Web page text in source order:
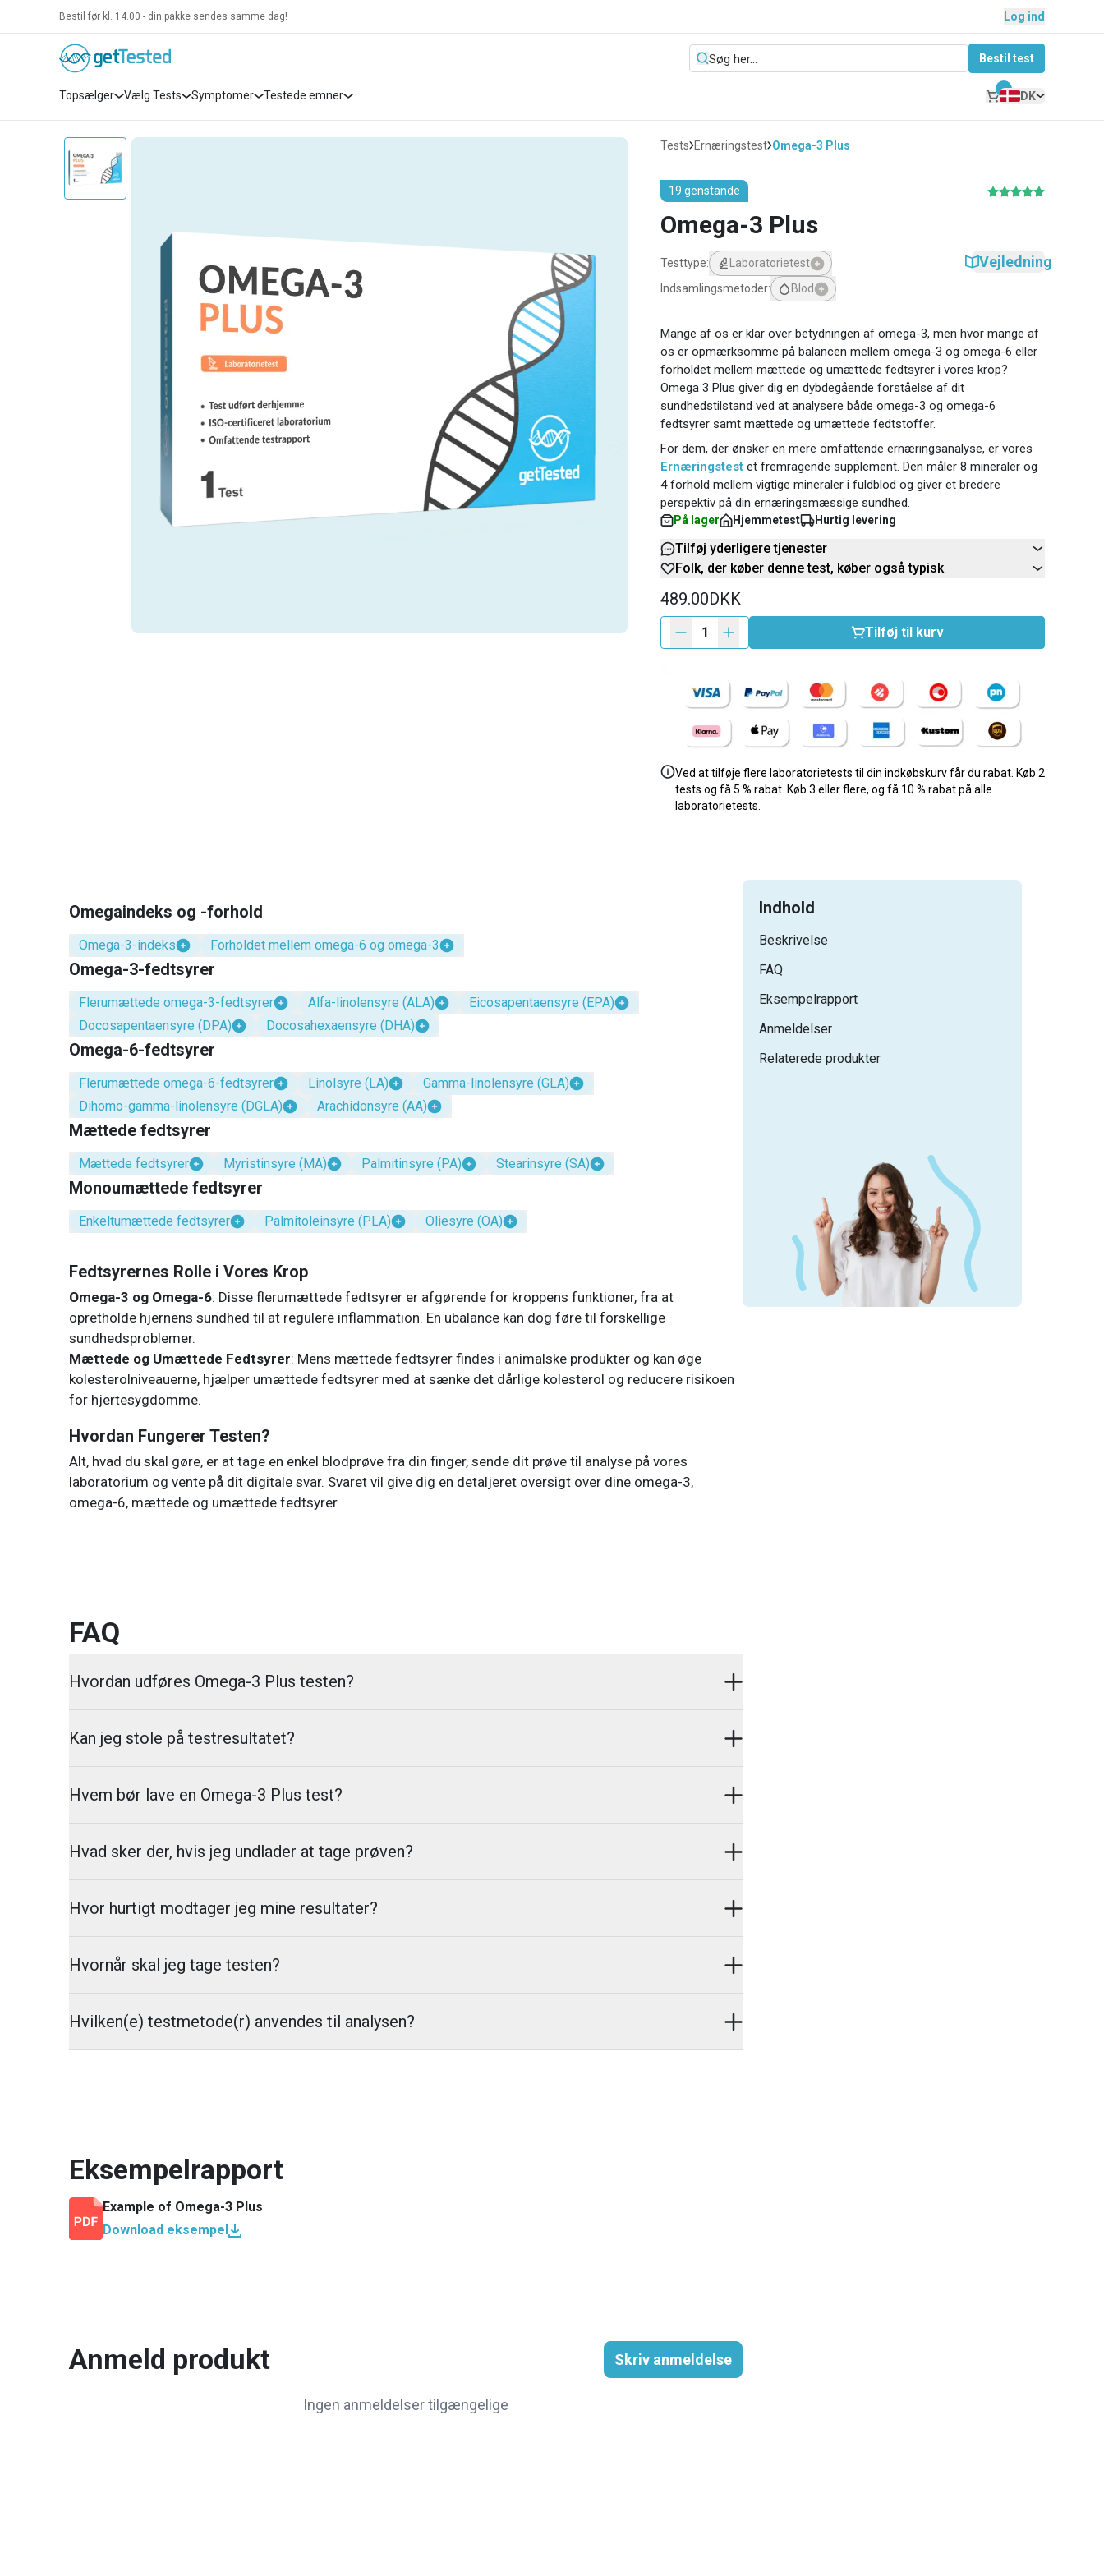
Bestil før kl. 14.00 - din pakke sendes samme dag! Log ind
Bestil test
Topsælger Vælg Tests Symptomer Testede emner DK
Tests Ernæringstest Omega-3 Plus
19 genstande
Omega-3 Plus
Testtype:
Laboratorietest
Indsamlingsmetoder: Blod
Vejledning
Mange af os er klar over betydningen af omega-3, men hvor mange af
os er opmærksomme på balancen mellem omega-3 og omega-6 eller
forholdet mellem mættede og umættede fedtsyrer i vores krop?
Omega 3 Plus giver dig en dybdegående forståelse af dit
sundhedstilstand ved at analysere både omega-3 og omega-6
fedtsyrer samt mættede og umættede fedtstoffer.
For dem, der ønsker en mere omfattende ernæringsanalyse, er vores
Ernæringstest et fremragende supplement. Den måler 8 mineraler og
4 forhold mellem vigtige mineraler i fuldblod og giver et bredere
perspektiv på din ernæringsmæssige sundhed.
På lager Hjemmetest Hurtig levering
Tilføj yderligere tjenester
Folk, der køber denne test, køber også typisk
489.00DKK
1 Tilføj til kurv
Ved at tilføje flere laboratorietests til din indkøbskurv får du rabat. Køb 2
tests og få 5 % rabat. Køb 3 eller flere, og få 10 % rabat på alle
laboratorietests.
Omegaindeks og -forhold
Omega-3-indeks Forholdet mellem omega-6 og omega-3
Omega-3-fedtsyrer
Flerumættede omega-3-fedtsyrer Alfa-linolensyre (ALA)
Eicosapentaensyre (EPA)
Docosapentaensyre (DPA)
Docosahexaensyre (DHA)
Omega-6-fedtsyrer
Flerumættede omega-6-fedtsyrer Linolsyre (LA)
Gamma-linolensyre (GLA)
Dihomo-gamma-linolensyre (DGLA)
Arachidonsyre (AA)
Mættede fedtsyrer
Mættede fedtsyrer Myristinsyre (MA) Palmitinsyre (PA) Stearinsyre (SA)
Monoumættede fedtsyrer
Enkeltumættede fedtsyrer Palmitoleinsyre (PLA) Oliesyre (OA)
Fedtsyrernes Rolle i Vores Krop
Omega-3 og Omega-6: Disse flerumættede fedtsyrer er afgørende for kroppens funktioner, fra at
opretholde hjernens sundhed til at regulere inflammation. En ubalance kan dog føre til forskellige
sundhedsproblemer.
Mættede og Umættede Fedtsyrer: Mens mættede fedtsyrer findes i animalske produkter og kan øge
kolesterolniveauerne, hjælper umættede fedtsyrer med at sænke det dårlige kolesterol og reducere risikoen
for hjertesygdomme.
Hvordan Fungerer Testen?
Alt, hvad du skal gøre, er at tage en enkel blodprøve fra din finger, sende dit prøve til analyse på vores
laboratorium og vente på dit digitale svar. Svaret vil give dig en detaljeret oversigt over dine omega-3,
omega-6, mættede og umættede fedtsyrer.
FAQ
Hvordan udføres Omega-3 Plus testen?
Kan jeg stole på testresultatet?
Hvem bør lave en Omega-3 Plus test?
Hvad sker der, hvis jeg undlader at tage prøven?
Hvor hurtigt modtager jeg mine resultater?
Hvornår skal jeg tage testen?
Hvilken(e) testmetode(r) anvendes til analysen?
Eksempelrapport
Example of Omega-3 Plus
Download eksempel
Anmeld produkt Skriv anmeldelse
Ingen anmeldelser tilgængelige
Indhold
Beskrivelse
FAQ
Eksempelrapport
Anmeldelser
Relaterede produkter